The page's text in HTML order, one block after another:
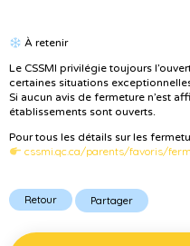
À retenir
Le CSSMI privilégie toujours
certaines situations
Si aucun avis de fermeture n’est
établissements sont ouverts.
Pour tous les détails sur les
cssmi.qc.ca/parents/favoris/
Retour Partager